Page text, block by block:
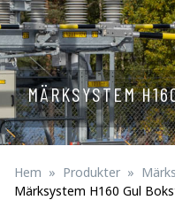
MÄRKSYSTEM
Hem Produkter
Märksystem H160 Gul